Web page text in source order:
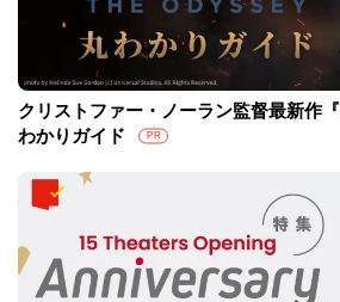
クリストファー・ノーラン監督最新作
わかりガイド
PR